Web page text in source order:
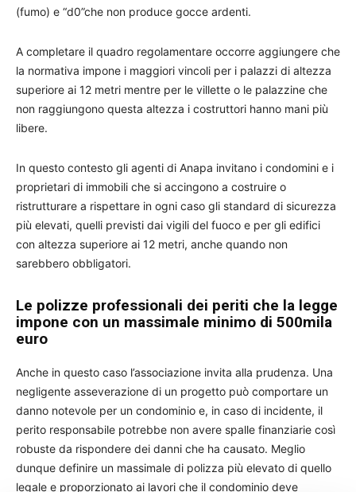
(fumo) e “d0”che non produce gocce ardenti.
A completare il quadro regolamentare occorre aggiungere che
la normativa impone i maggiori vincoli per i palazzi di altezza
superiore ai 12 metri mentre per le villette o le palazzine che
non raggiungono questa altezza i costruttori hanno mani più
libere.
In questo contesto gli agenti di Anapa invitano i condomini e i
proprietari di immobili che si accingono a costruire o
ristrutturare a rispettare in ogni caso gli standard di sicurezza
più elevati, quelli previsti dai vigili del fuoco e per gli edifici
con altezza superiore ai 12 metri, anche quando non
sarebbero obbligatori.
Le polizze professionali dei periti che la legge
impone con un massimale minimo di 500mila
euro
Anche in questo caso l’associazione invita alla prudenza. Una
negligente asseverazione di un progetto può comportare un
danno notevole per un condominio e, in caso di incidente, il
perito responsabile potrebbe non avere spalle finanziarie così
robuste da rispondere dei danni che ha causato. Meglio
dunque definire un massimale di polizza più elevato di quello
legale e proporzionato ai lavori che il condominio deve